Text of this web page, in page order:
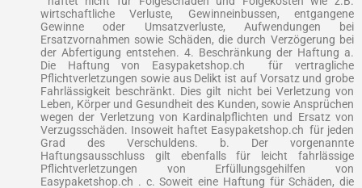
wirtschaftliche Verluste, Gewinneinbussen, entgangene
Gewinne oder Umsatzverluste, Aufwendungen bei
Ersatzvornahmen sowie Schäden, die durch Verzögerung bei
der Abfertigung entstehen. 4. Beschränkung der Haftung a.
Die Haftung von Easypaketshop.ch für vertragliche
Pflichtverletzungen sowie aus Delikt ist auf Vorsatz und grobe
Fahrlässigkeit beschränkt. Dies gilt nicht bei Verletzung von
Leben, Körper und Gesundheit des Kunden, sowie Ansprüchen
wegen der Verletzung von Kardinalpflichten und Ersatz von
Verzugsschäden. Insoweit haftet Easypaketshop.ch für jeden
Grad des Verschuldens. b. Der vorgenannte
Haftungsausschluss gilt ebenfalls für leicht fahrlässige
Pflichtverletzungen von Erfüllungsgehilfen von
Easypaketshop.ch . c. Soweit eine Haftung für Schäden, die